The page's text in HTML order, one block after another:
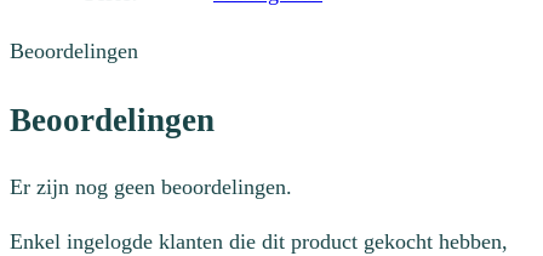
Beoordelingen
Beoordelingen
Er zijn nog geen beoordelingen.
Enkel ingelogde klanten die dit product gekocht hebben,